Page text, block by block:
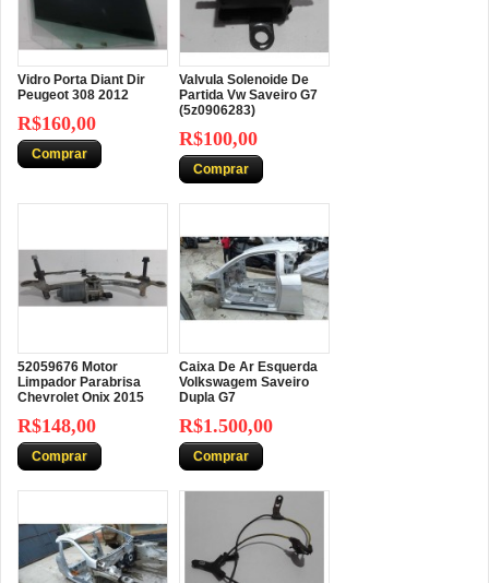
Vidro Porta Diant Dir
Peugeot 308 2012
R$160,00
Comprar
Valvula Solenoide De
Partida Vw Saveiro G7
(5z0906283)
R$100,00
Comprar
52059676 Motor
Limpador Parabrisa
Chevrolet Onix 2015
R$148,00
Comprar
Caixa De Ar Esquerda
Volkswagem Saveiro
Dupla G7
R$1.500,00
Comprar